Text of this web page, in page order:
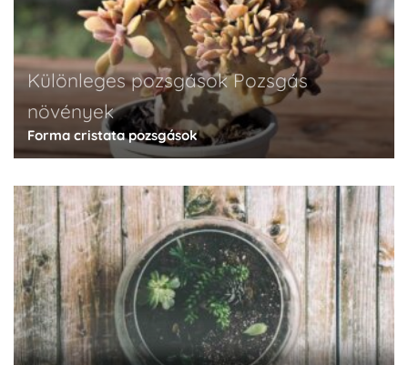
Különleges pozsgások Pozsgás
növények
Forma cristata pozsgások